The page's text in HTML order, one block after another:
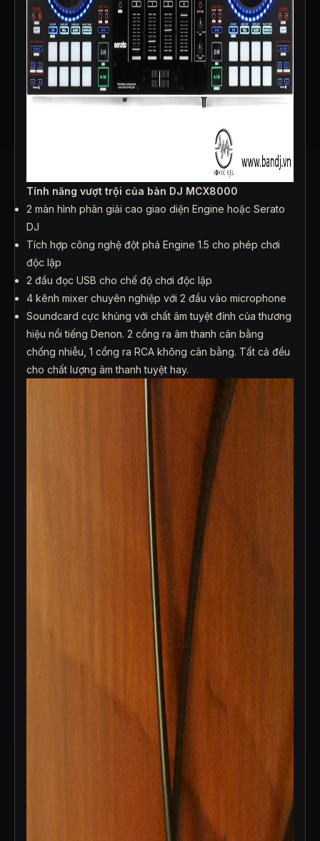
Tính năng vượt trội của bàn DJ MCX8000
2 màn hình phân giải cao giao diện Engine hoặc Serato
DJ
Tích hợp công nghệ đột phá Engine 1.5 cho phép chơi
độc lập
2 đầu đọc USB cho chế độ chơi độc lập
4 kênh mixer chuyên nghiệp với 2 đầu vào microphone
Soundcard cực khủng với chất âm tuyệt đỉnh của thương
hiệu nổi tiếng Denon. 2 cổng ra âm thanh cân bằng
chống nhiễu, 1 cổng ra RCA không cân bằng. Tất cả đều
cho chất lượng âm thanh tuyệt hay.